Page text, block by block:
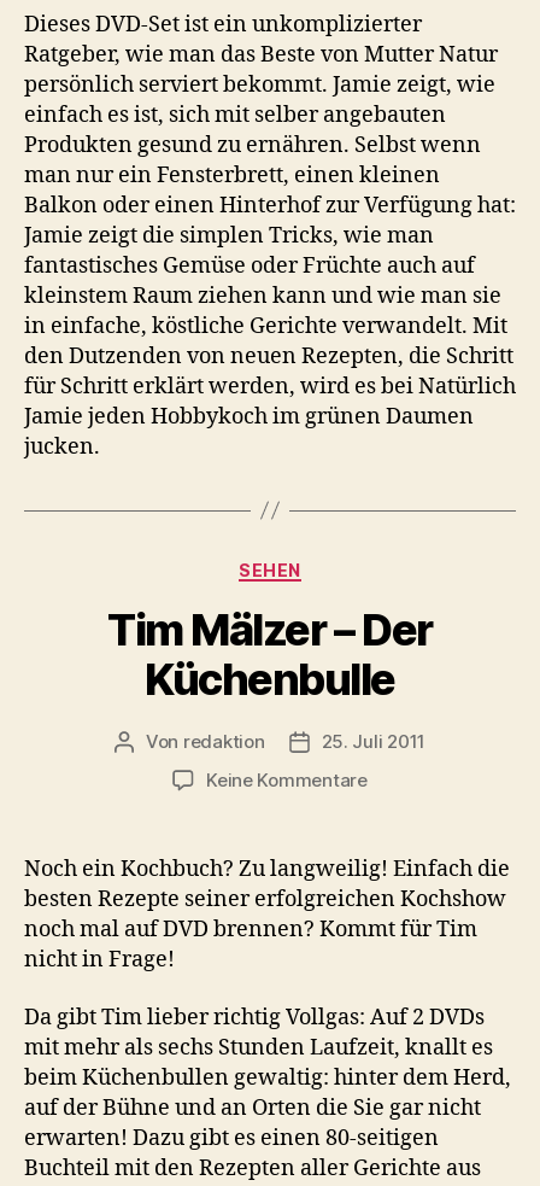
–
at
Home
Dieses DVD-Set ist ein unkomplizierter
Ratgeber, wie man das Beste von Mutter Natur
persönlich serviert bekommt. Jamie zeigt, wie
einfach es ist, sich mit selber angebauten
Produkten gesund zu ernähren. Selbst wenn
man nur ein Fensterbrett, einen kleinen
Balkon oder einen Hinterhof zur Verfügung hat:
Jamie zeigt die simplen Tricks, wie man
fantastisches Gemüse oder Früchte auch auf
kleinstem Raum ziehen kann und wie man sie
in einfache, köstliche Gerichte verwandelt. Mit
den Dutzenden von neuen Rezepten, die Schritt
für Schritt erklärt werden, wird es bei Natürlich
Jamie jeden Hobbykoch im grünen Daumen
jucken.
Kategorien
SEHEN
Tim Mälzer – Der
Küchenbulle
Beitragsautor
Von redaktion Veröffentlichungsdatum
25. Juli 2011
Keine Kommentarezu
–
Der
Küchenbulle
Noch ein Kochbuch? Zu langweilig! Einfach die
besten Rezepte seiner erfolgreichen Kochshow
noch mal auf DVD brennen? Kommt für Tim
nicht in Frage!
Da gibt Tim lieber richtig Vollgas: Auf 2 DVDs
mit mehr als sechs Stunden Laufzeit, knallt es
beim Küchenbullen gewaltig: hinter dem Herd,
auf der Bühne und an Orten die Sie gar nicht
erwarten! Dazu gibt es einen 80-seitigen
Buchteil mit den Rezepten aller Gerichte aus